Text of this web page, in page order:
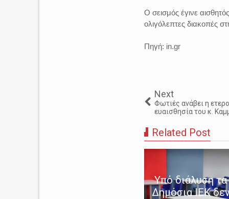
Ο σεισμός έγινε
ολιγόλεπτες διακοπές
Πηγή: in.gr
Next
Φωτιές ανάβει η
ευαισθησία του κ.
Related Post
Υπό διάλυση
Δημόσια ΙΕΚ